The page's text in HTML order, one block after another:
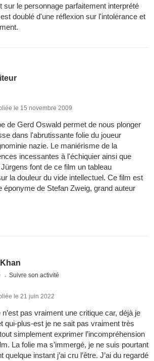
sur le personnage parfaitement interprété
doublé d'une réflexion sur l'intolérance et
le 15 novembre 2009
de Gerd Oswald permet de nous plonger
dans l'abrutissante folie du joueur
nazie. Le maniérisme de la
incessantes à l'échiquier ainsi que
font de ce film un tableau
la douleur du vide intellectuel. Ce film est
éponyme de Stefan Zweig, grand auteur
Suivre son activité
le 21 juin 2022
pas vraiment une critique car, déjà je
qui-plus-est je ne sait pas vraiment très
simplement exprimer l’incompréhension
La folie ma s’immergé, je ne suis pourtant
quelque instant j’ai cru l’être. J’ai du regardé